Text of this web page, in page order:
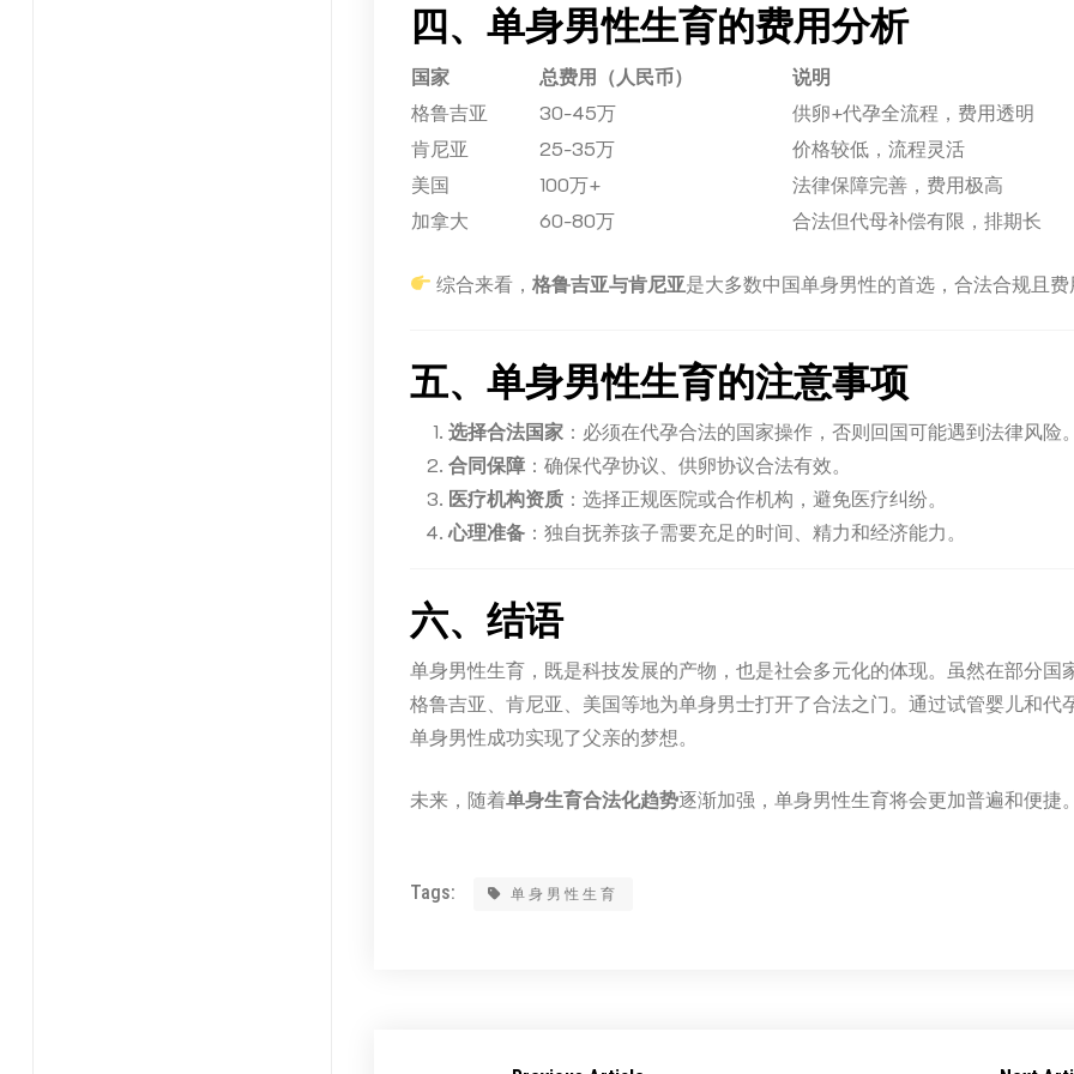
四、单身男性生育的费用分析
国家 总费用（人民币）
说明
格鲁吉亚
30-45万
供卵+代孕全流程，费用透明
肯尼亚
25-35万
价格较低，流程灵活
美国
100万+
法律保障完善，费用极高
加拿大
60-80万 合法但代母补偿有限，排期长
综合来看，格鲁吉亚与肯尼亚是大多数中国单身男性的首选，合法合规且费
五、单身男性生育的注意事项
选择合法国家：必须在代孕合法的国家操作，否则回国可能遇到法律风险。
合同保障：确保代孕协议、供卵协议合法有效。
医疗机构资质：选择正规医院或合作机构，避免医疗纠纷。
心理准备：独自抚养孩子需要充足的时间、精力和经济能力。
六、结语
单身男性生育，既是科技发展的产物，也是社会多元化的体现。虽然在部分国
格鲁吉亚、肯尼亚、美国等地为单身男士打开了合法之门。通过试管婴儿和代
单身男性成功实现了父亲的梦想。
未来，随着单身生育合法化趋势逐渐加强，单身男性生育将会更加普遍和便捷。
Tags: 单身男性生育